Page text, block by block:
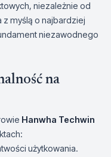
niezależnie od
myślą o najbardziej
niezawodnego
na
Hanwha Techwin
użytkowania.